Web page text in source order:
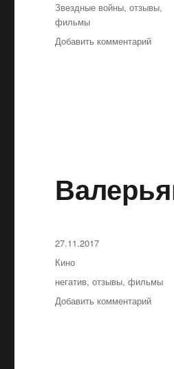
Метки
Звездные войны,отзывы,
фильмы
Добавить комментарий
Опубликовано
27.11.2017
Рубрики
Кино
Метки
негатив,отзывы,фильмы
Добавить комментарий